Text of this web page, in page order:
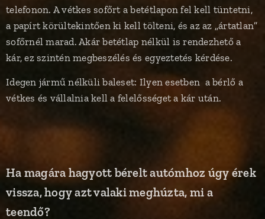
telefonon. A vétkes sofőrt a betétlapon fel kell tüntetni,
a papírt körültekintően ki kell tölteni, és az az „ártatlan”
sofőrnél marad. Akár betétlap nélkül is rendezhető a
kár, ez szintén megbeszélés és egyeztetés kérdése.
Idegen jármű nélküli baleset: Ilyen esetben a bérlő a
vétkes és vállalnia kell a felelősséget a kár után.
Ha magára hagyott bérelt autómhoz úgy érek
vissza, hogy azt valaki meghúzta, mi a
teendő?